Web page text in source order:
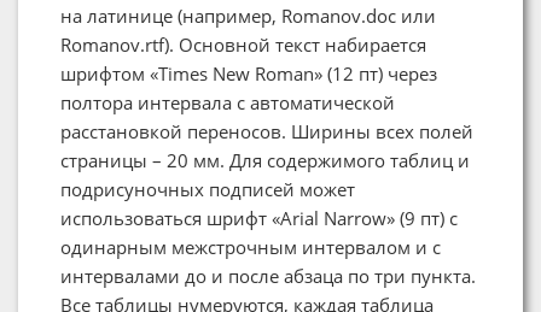
на латинице (например, Romanov.doc или
Romanov.rtf). Основной текст набирается
шрифтом «Times New Roman» (12 пт) через
полтора интервала с автоматической
расстановкой переносов. Ширины всех полей
страницы – 20 мм. Для содержимого таблиц и
подрисуночных подписей может
использоваться шрифт «Arial Narrow» (9 пт) с
одинарным межстрочным интервалом и с
интервалами до и после абзаца по три пункта.
Все таблицы нумеруются, каждая таблица